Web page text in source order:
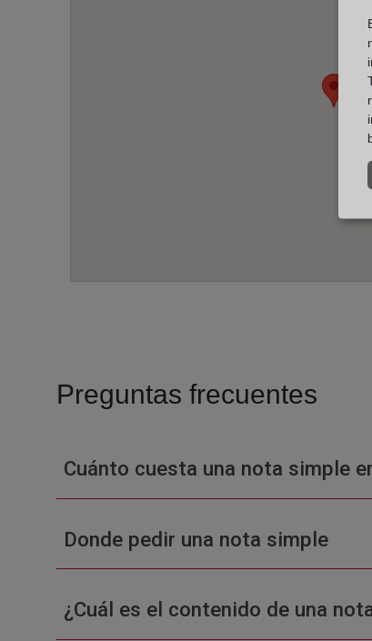
Preguntas frecuentes
Cuánto cuesta una nota simple
Donde pedir una nota simple
¿Cuál es el contenido de una